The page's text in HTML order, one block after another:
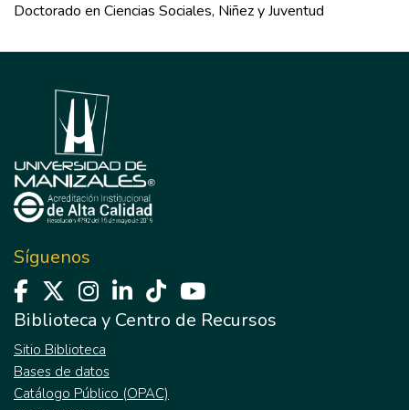
Doctorado en Ciencias Sociales, Niñez y Juventud
Síguenos
Biblioteca y Centro de Recursos
Sitio Biblioteca
Bases de datos
Catálogo Público (OPAC)